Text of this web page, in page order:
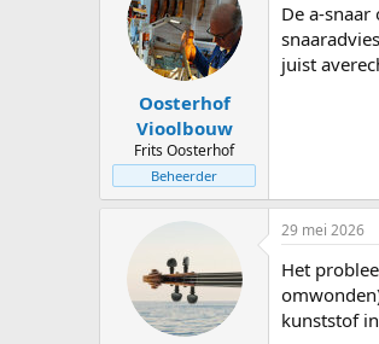
Oosterhof
Vioolbouw
Frits Oosterhof
Beheerder
De a-
juist
29 mei 2026
Het
kunststof